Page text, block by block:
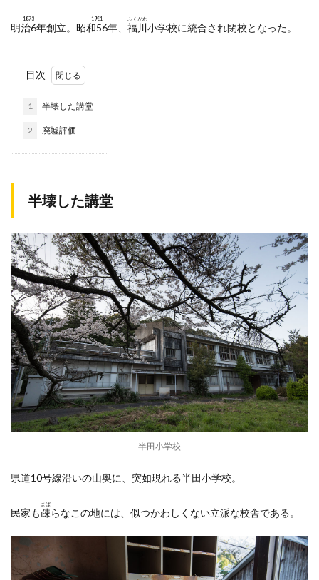
明治6年
1873
創立。 昭和56年
1981
福川
ふくがわ
小学校に統合され閉校となった。
目次
1 半壊した講堂
2 廃墟評価
半壊した講堂
半田小学校
県道10号線沿いの山奥に、突如現れる半田小学校。
民家も疎
まば
らなこの地には、似つかわしくない立派な校舎である。